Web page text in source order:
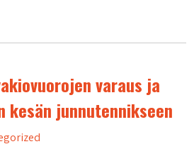
varaus ja
junnutennikseen